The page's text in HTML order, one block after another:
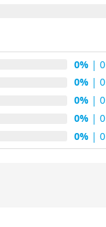
0% |
0% |
0% |
0% |
0% |